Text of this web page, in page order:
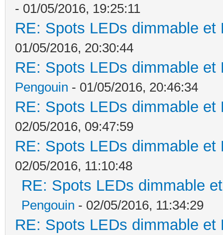
- 01/05/2016, 19:25:11
RE: Spots LEDs dimmable
01/05/2016, 20:30:44
RE: Spots LEDs dimmable
Pengouin - 01/05/2016, 20:46:34
RE: Spots LEDs dimmable
02/05/2016, 09:47:59
RE: Spots LEDs dimmable
02/05/2016, 11:10:48
RE: Spots LEDs dimmable
Pengouin - 02/05/2016, 11:34:29
RE: Spots LEDs dimmable